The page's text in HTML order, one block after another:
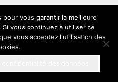
vous garantir la meilleure
vous continuez à utiliser ce
vous acceptez l'utilisation des